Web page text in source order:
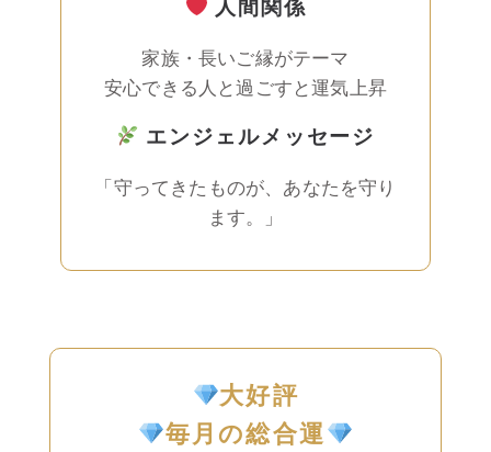
人間関係
家族・長いご縁がテーマ
安心できる人と過ごすと運気上昇
エンジェルメッセージ
「守ってきたものが、あなたを守り
ます。」
大好評
毎月の総合運